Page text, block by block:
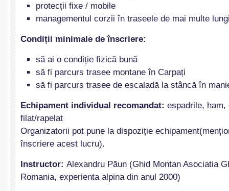
protecții fixe / mobile
managementul corzii în traseele de mai multe
Condiții minimale de înscriere:
să ai o condiție fizică bună
să fi parcurs trasee montane în Carpați
să fi parcurs trasee de escaladă la stâncă în
Echipament individual recomandat: espadrile,
filat/rapelat
Organizatorii pot pune la dispoziție
înscriere acest lucru).
Instructor: Alexandru Păun (Ghid Montan Asociatia
Romania, experienta alpina din anul 2000)